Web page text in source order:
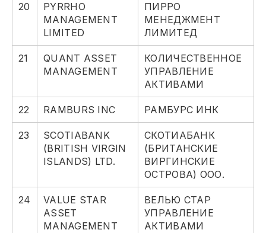
20
PYRRHO
MANAGEMENT
LIMITED
ПИРРО
МЕНЕДЖМЕНТ
ЛИМИТЕД
21
QUANT ASSET
MANAGEMENT
КОЛИЧЕСТВЕННОЕ
УПРАВЛЕНИЕ
АКТИВАМИ
22 RAMBURS INC РАМБУРС ИНК
23
SCOTIABANK
(BRITISH VIRGIN
ISLANDS) LTD.
СКОТИАБАНК
(БРИТАНСКИЕ
ВИРГИНСКИЕ
ОСТРОВА) ООО.
24
VALUE STAR
ASSET
MANAGEMENT
ВЕЛЬЮ СТАР
УПРАВЛЕНИЕ
АКТИВАМИ